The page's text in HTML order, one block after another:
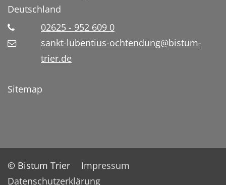
Deutschland
02625 - 952 609 0
sankt-lubentius-ochtendung@bistum-
trier.de
Sitemap
© Bistum Trier
Impressum
Datenschutzerklärung